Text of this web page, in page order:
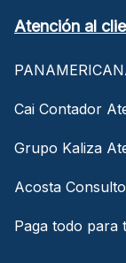
Atención al
Cai Contador
Grupo Kaliza
Acosta
Paga todo para